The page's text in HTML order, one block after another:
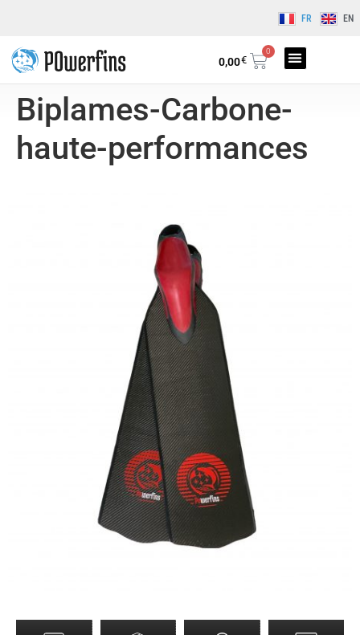
FR EN
0,00€
0
Biplames-Carbone-
haute-performances